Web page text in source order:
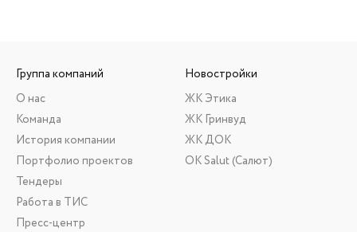
Группа компаний
О нас
Команда
История компании
Портфолио проектов
Тендеры
Работа в ТИС
Пресс-центр
Новостройки
ЖК Этика
ЖК Гринвуд
ЖК ДОК
ОК Salut (Салют)